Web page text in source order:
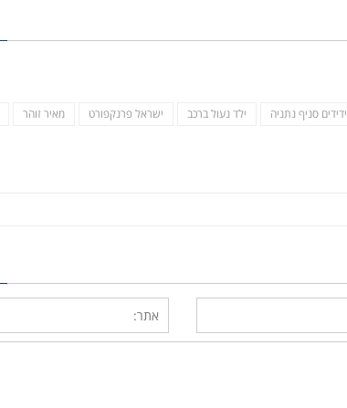
ידידים סניף נתניה ילד נעול ברכב ישראל פרנקפורט מאיר זוהר